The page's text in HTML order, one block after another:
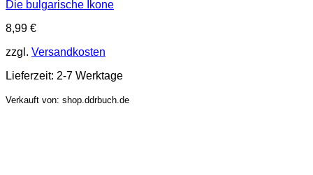
Die bulgarische Ikone
8,99 €
zzgl. Versandkosten
Lieferzeit: 2-7 Werktage
Verkauft von: shop.ddrbuch.de